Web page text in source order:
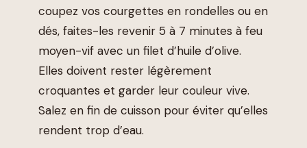
coupez vos courgettes en rondelles ou en
dés, faites-les revenir 5 à 7 minutes à feu
moyen-vif avec un filet d’huile d’olive.
Elles doivent rester légèrement
croquantes et garder leur couleur vive.
Salez en fin de cuisson pour éviter qu’elles
rendent trop d’eau.